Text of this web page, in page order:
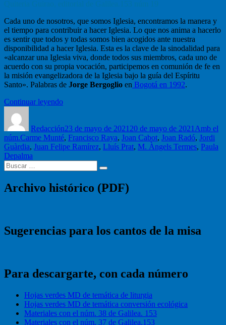
Cada uno de nosotros, que somos Iglesia, encontramos la manera y
el tiempo para contribuir a hacer Iglesia. Lo que nos anima a hacerlo
es sentir que todos y todas somos bien acogidos ante nuestra
disponibilidad a hacer Iglesia. Esta es la clave de la sinodalidad para
«alcanzar una Iglesia viva, donde todos sus miembros, cada uno de
acuerdo con su propia vocación, participemos en comunión de fe en
la misión evangelizadora de la Iglesia bajo la guía del Espíritu
Santo». Palabras de Jorge Bergoglio en Bogotá en 1992.
Continuar leyendo“Hagamos
Redacción23 de mayo de 202120 de mayo de 2021Amb el
núm.Etiquetas
Carme Munté, Francisco Raya, Joan Cabot, Joan Radó, Jordi
Guàrdia, Juan Felipe Ramírez, Lluís Prat, M. Àngels Termes, Paula
Depalma
Buscar
por:
Buscar
Archivo histórico (PDF)
Sugerencias para los cantos de la misa
Para descargarte, con cada número
Hojas verdes MD de temática de liturgia
Hojas verdes MD de temática conversión ecológica
Materiales con el núm. 38 de Galilea. 153
Materiales con el núm. 37 de Galilea.153